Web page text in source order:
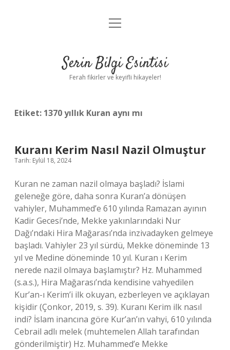
Anasayfa
Yasal Uyarı
menüyü
Serin Bilgi Esintisi
Ferah fikirler ve keyifli hikayeler!
Etiket: 1370 yıllık Kuran aynı mı
Kuranı Kerim Nasıl Nazil Olmuştur
Tarih: Eylül 18, 2024
Kuran ne zaman nazil olmaya başladı? İslami
geleneğe göre, daha sonra Kuran’a dönüşen
vahiyler, Muhammed’e 610 yılında Ramazan ayının
Kadir Gecesi’nde, Mekke yakınlarındaki Nur
Dağı’ndaki Hira Mağarası’nda inzivadayken gelmeye
başladı. Vahiyler 23 yıl sürdü, Mekke döneminde 13
yıl ve Medine döneminde 10 yıl. Kuran ı Kerim
nerede nazil olmaya başlamıştır? Hz. Muhammed
(s.a.s.), Hira Mağarası’nda kendisine vahyedilen
Kur’an-ı Kerim’i ilk okuyan, ezberleyen ve açıklayan
kişidir (Çonkor, 2019, s. 39). Kuranı Kerim ilk nasıl
indi? İslam inancına göre Kur’an’ın vahyi, 610 yılında
Cebrail adlı melek (muhtemelen Allah tarafından
gönderilmiştir) Hz. Muhammed’e Mekke